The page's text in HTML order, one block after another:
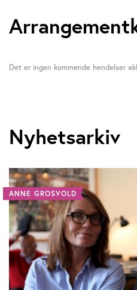
Det er ingen kommende hendelser
Nyhetsarkiv
ANNE GROSVOLD